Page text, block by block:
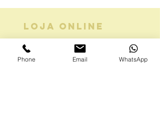
LOJA ONLINE
Guia de tamanhos
Phone Email WhatsApp